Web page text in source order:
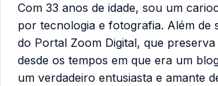
Com 33 anos de idade, sou um
por tecnologia e fotografia. Além de
do Portal Zoom Digital, que preserva
desde os tempos em que era um
um verdadeiro entusiasta e amante